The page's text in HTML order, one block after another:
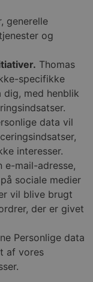
generelle
og
Thomas
specifikke
dig, med henblik
data vil
interesser.
e-mail-adresse,
sociale medier
vil blive brugt
der er givet
Personlige data
af vores